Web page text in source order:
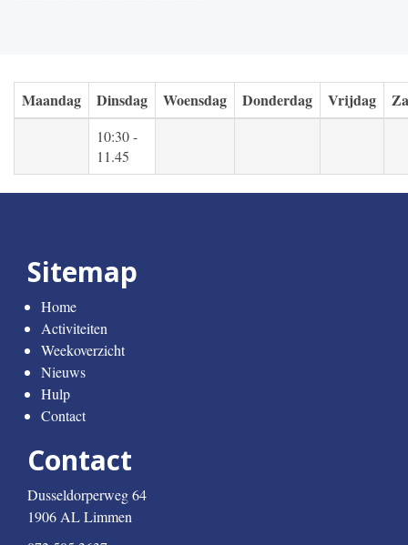
Maandag Dinsdag Woensdag Donderdag Vrijdag
10:30 -
11.45
Sitemap
Home
Activiteiten
Weekoverzicht
Nieuws
Hulp
Contact
Contact
Dusseldorperweg 64
1906 AL Limmen